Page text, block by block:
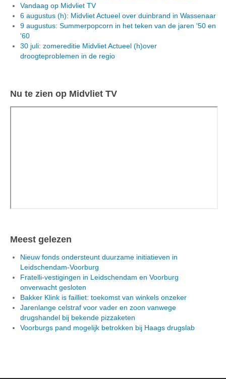
Vandaag op Midvliet TV
6 augustus (h): Midvliet Actueel over duinbrand in Wassenaar
9 augustus: Summerpopcorn in het teken van de jaren '50 en
'60
30 juli: zomereditie Midvliet Actueel (h)over
droogteproblemen in de regio
Nu te zien op Midvliet TV
Meest gelezen
Nieuw fonds ondersteunt duurzame initiatieven in
Leidschendam-Voorburg
Fratelli-vestigingen in Leidschendam en Voorburg
onverwacht gesloten
Bakker Klink is failliet: toekomst van winkels onzeker
Jarenlange celstraf voor vader en zoon vanwege
drugshandel bij bekende pizzaketen
Voorburgs pand mogelijk betrokken bij Haags drugslab